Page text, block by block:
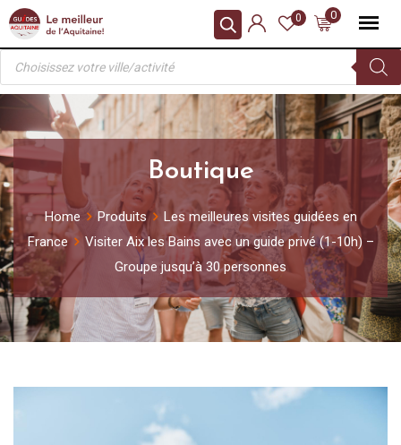
Skip
content
0
0
Recherche
produits
Boutique
Home Produits
Les meilleures visites guidées en
France
Visiter Aix les Bains avec un guide privé (1-10h) –
Groupe jusqu’à 30 personnes